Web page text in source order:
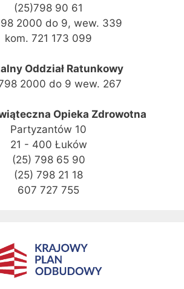
(25)798 90 61
2000 do 9, wew. 339
kom. 721 173 099
Oddział Ratunkowy
2000 do 9 wew. 267
Opieka Zdrowotna
Partyzantów 10
21 - 400 Łuków
(25) 798 65 90
(25) 798 21 18
607 727 755